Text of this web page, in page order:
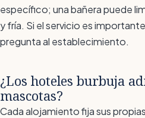
específico; una bañera puede
y fría. Si el servicio es
pregunta al establecimiento.
¿Los hoteles burbuja
mascotas?
Cada alojamiento fija sus